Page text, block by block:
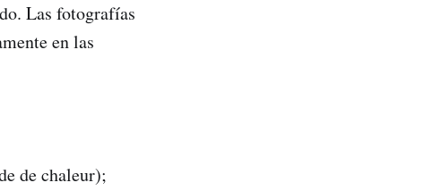
Las fotografías
en las
de chaleur);